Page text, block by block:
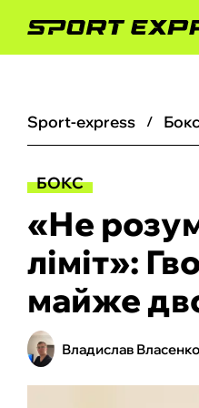
sport-express бокс
БОКС
«Не
ліміт»:
майже
Владислав Власенко